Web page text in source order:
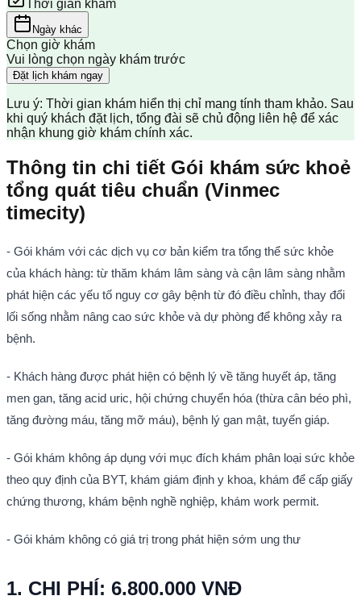
Thời gian khám
Ngày khác
Chọn giờ khám
Vui lòng chọn ngày khám trước
Đặt lịch khám ngay
Lưu ý: Thời gian khám hiển thị chỉ mang tính tham khảo. Sau
khi quý khách đặt lịch, tổng đài sẽ chủ động liên hệ để xác
nhận khung giờ khám chính xác.
Thông tin chi tiết Gói khám sức khoẻ
tổng quát tiêu chuẩn (Vinmec
timecity)
- Gói khám với các dịch vụ cơ bản kiểm tra tổng thể sức khỏe
của khách hàng: từ thăm khám lâm sàng và cận lâm sàng nhằm
phát hiện các yếu tố nguy cơ gây bệnh từ đó điều chỉnh, thay đổi
lối sống nhằm nâng cao sức khỏe và dự phòng để không xảy ra
bệnh.
- Khách hàng được phát hiện có bệnh lý về tăng huyết áp, tăng
men gan, tăng acid uric, hội chứng chuyển hóa (thừa cân béo phì,
tăng đường máu, tăng mỡ máu), bệnh lý gan mật, tuyến giáp.
- Gói khám không áp dụng với mục đích khám phân loại sức khỏe
theo quy định của BYT, khám giám định y khoa, khám để cấp giấy
chứng thương, khám bệnh nghề nghiệp, khám work permit.
- Gói khám không có giá trị trong phát hiện sớm ung thư
1. CHI PHÍ: 6.800.000 VNĐ